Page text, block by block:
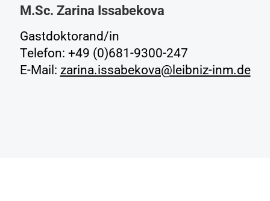
M.Sc. Zarina Issabekova
Gastdoktorand/in
Telefon: +49 (0)681-9300-247
E-Mail: zarina.issabekova@leibniz-inm.de